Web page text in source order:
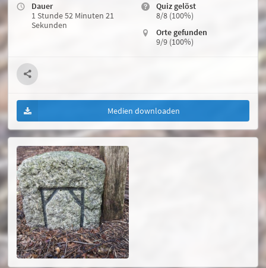
Dauer
1 Stunde 52 Minuten 21
Sekunden
Quiz gelöst
8/8 (100%)
Orte gefunden
9/9 (100%)
Medien downloaden